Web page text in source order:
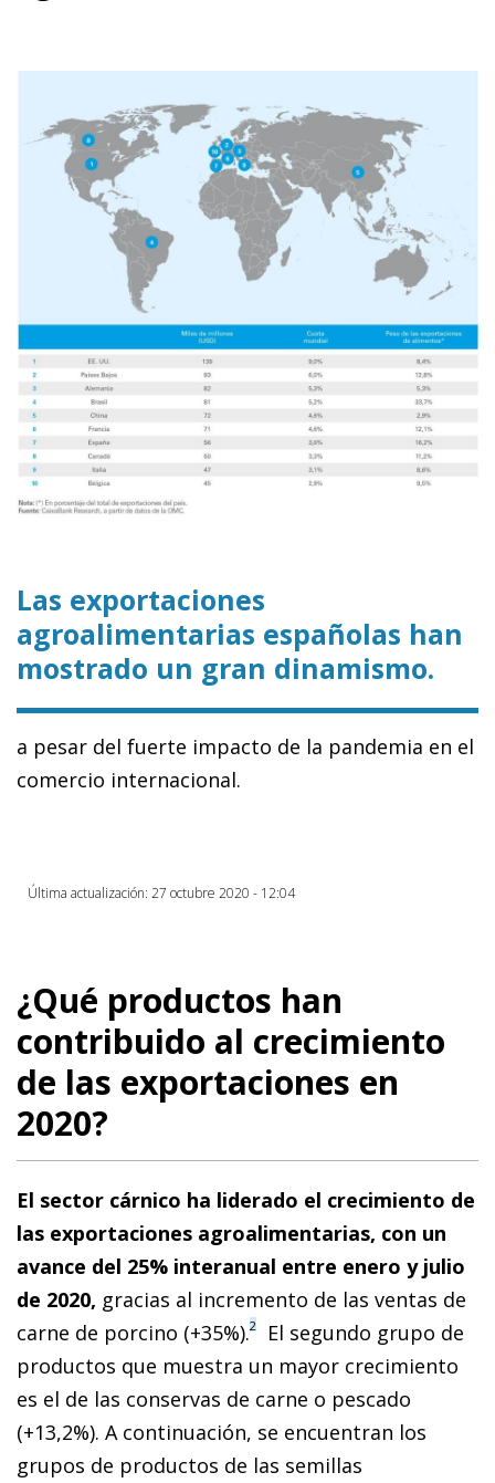
Las exportaciones
agroalimentarias españolas han
mostrado un gran dinamismo.
a pesar del fuerte impacto de la pandemia en el
comercio internacional.
Última actualización: 27 octubre 2020 - 12:04
¿Qué productos han
contribuido al crecimiento
de las exportaciones en
2020?
El sector cárnico ha liderado el crecimiento de
las exportaciones agroalimentarias, con un
avance del 25% interanual entre enero y julio
de 2020, gracias al incremento de las ventas de
carne de porcino (+35%).2
El segundo grupo de
productos que muestra un mayor crecimiento
es el de las conservas de carne o pescado
(+13,2%). A continuación, se encuentran los
grupos de productos de las semillas